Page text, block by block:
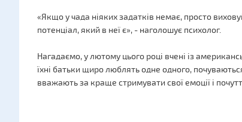
«Якщо у чада ніяких задатків немає, просто
потенціал, який в неї є», - наголошує психолог.
Нагадаємо, у лютому цього році вчені із
їхні батьки щиро люблять одне одного,
вважають за краще стримувати свої емоції і